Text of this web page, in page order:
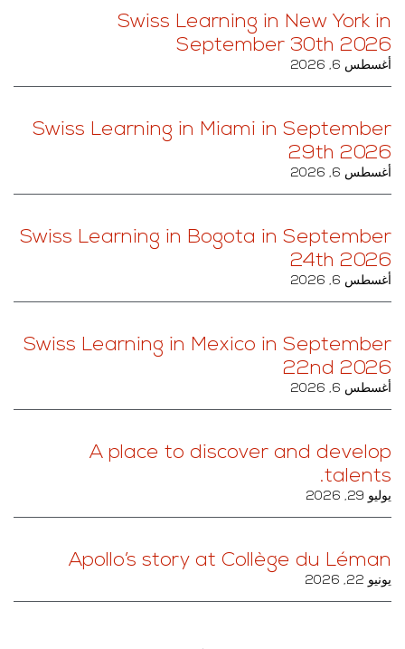
Swiss Learning in New York in
September 30th 2026
أغسطس 6, 2026
Swiss Learning in Miami in September
29th 2026
أغسطس 6, 2026
Swiss Learning in Bogota in September
24th 2026
أغسطس 6, 2026
Swiss Learning in Mexico in September
22nd 2026
أغسطس 6, 2026
A place to discover and develop
talents.
يوليو 29, 2026
Apollo’s story at Collège du Léman
يونيو 22, 2026